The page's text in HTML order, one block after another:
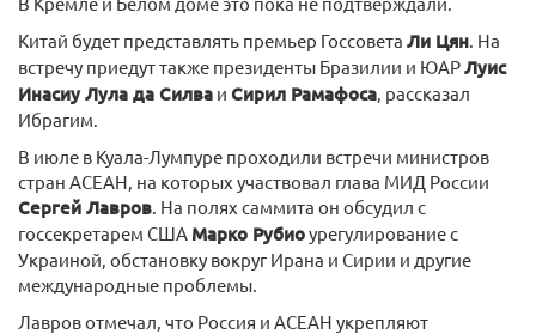
Китай будет представлять премьер Госсовета Ли Цян. На
встречу приедут также президенты Бразилии и ЮАРЛуис
Инасиу Лула да Силва и Сирил Рамафоса, рассказал
Ибрагим.
В июле в Куала-Лумпуре проходили встречи министров
стран АСЕАН, на которых участвовал глава МИД России
Сергей Лавров. На полях саммита он обсудил с
госсекретарем США Марко Рубиоурегулирование с
Украиной, обстановку вокруг Ирана и Сирии и другие
международные проблемы.
Лавров отмечал, что Россия и АСЕАН укрепляют